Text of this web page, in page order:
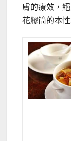
膚的療效，
花膠筒的本